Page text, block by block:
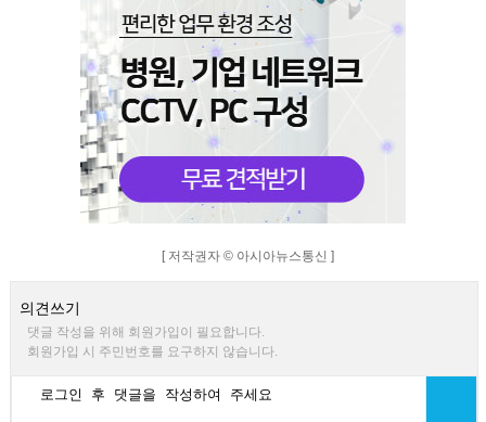
[ 저작권자 © 아시아뉴스통신 ]
의견쓰기
댓글 작성을 위해 회원가입이 필요합니다.
회원가입 시 주민번호를 요구하지 않습니다.